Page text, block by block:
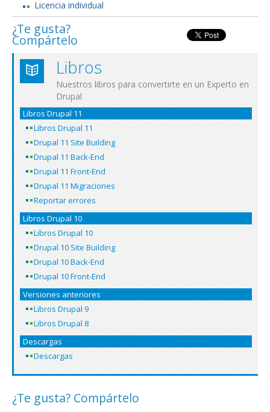
Licencia individual
¿Te gusta?
Compártelo
Libros
Nuestros libros para convertirte en un Experto en
Drupal
Libros Drupal 11
Libros Drupal 11
Drupal 11 Site Building
Drupal 11 Back-End
Drupal 11 Front-End
Drupal 11 Migraciones
Reportar errores
Libros Drupal 10
Libros Drupal 10
Drupal 10 Site Building
Drupal 10 Back-End
Drupal 10 Front-End
Versiones anteriores
Libros Drupal 9
Libros Drupal 8
Descargas
Descargas
¿Te gusta? Compártelo